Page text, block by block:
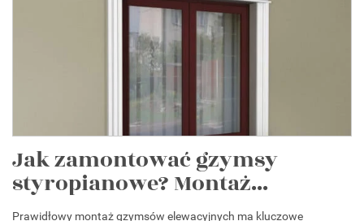
Jak zamontować gzymsy
styropianowe? Montaż...
Prawidłowy montaż gzymsów elewacyjnych ma kluczowe